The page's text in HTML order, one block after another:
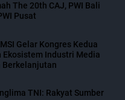
The 20th CAJ, PWI Bali
Pusat
Gelar Kongres Kedua
Ekosistem Industri Media
Berkelanjutan
TNI: Rakyat Sumber